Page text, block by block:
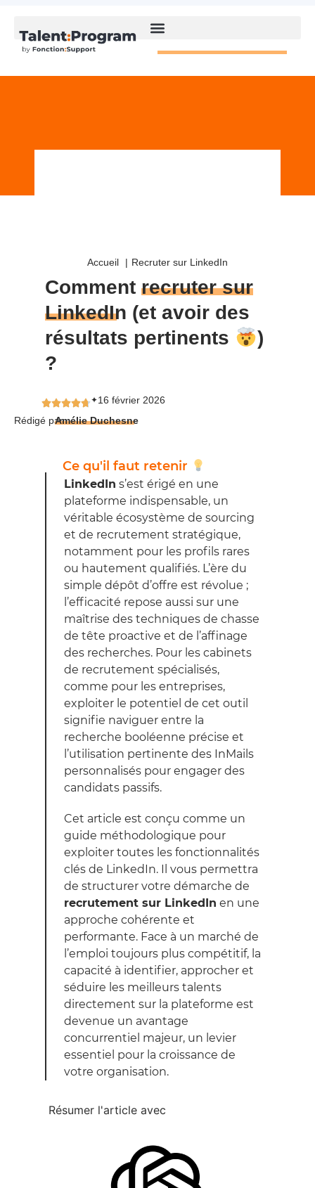
Accueil Recruter sur LinkedIn
Comment recruter sur
LinkedIn (et avoir des
résultats pertinents
)
?
✦16 février 2026
Rédigé parAmélie Duchesne
Ce qu'il faut retenir
LinkedIn s’est érigé en une
plateforme indispensable, un
véritable écosystème de sourcing
et de recrutement stratégique,
notamment pour les profils rares
ou hautement qualifiés. L’ère du
simple dépôt d’offre est révolue ;
l’efficacité repose aussi sur une
maîtrise des techniques de chasse
de tête proactive et de l’affinage
des recherches. Pour les cabinets
de recrutement spécialisés,
comme pour les entreprises,
exploiter le potentiel de cet outil
signifie naviguer entre la
recherche booléenne précise et
l’utilisation pertinente des InMails
personnalisés pour engager des
candidats passifs.
Cet article est conçu comme un
guide méthodologique pour
exploiter toutes les fonctionnalités
clés de LinkedIn. Il vous permettra
de structurer votre démarche de
recrutement sur LinkedIn en une
approche cohérente et
performante. Face à un marché de
l’emploi toujours plus compétitif, la
capacité à identifier, approcher et
séduire les meilleurs talents
directement sur la plateforme est
devenue un avantage
concurrentiel majeur, un levier
essentiel pour la croissance de
votre organisation.
Résumer l'article avec